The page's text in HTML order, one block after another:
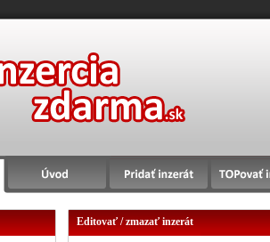
Editovať / zmazať inzerát